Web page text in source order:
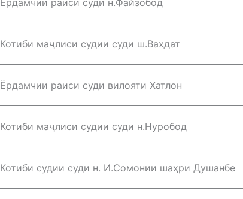
Ёрдамчии раиси суди н.Файзобод
Котиби маҷлиси судии суди ш.Ваҳдат
Ёрдамчии раиси суди вилояти Хатлон
Котиби маҷлиси судии суди н.Нуробод
Котиби судии суди н. И.Сомонии шаҳри Душанбе